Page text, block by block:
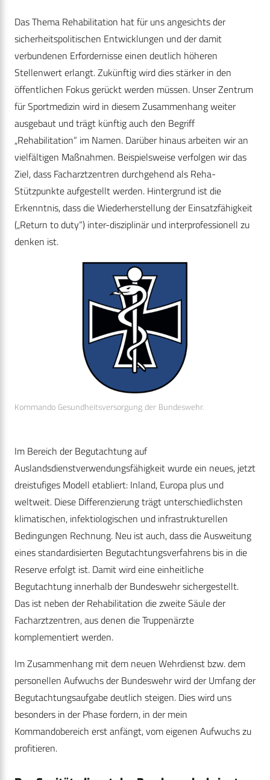
Das Thema Rehabilitation hat für uns angesichts der
sicherheitspolitischen Entwicklungen und der damit
verbundenen Erfordernisse einen deutlich höheren
Stellenwert erlangt. Zukünftig wird dies stärker in den
öffentlichen Fokus gerückt werden müssen. Unser Zentrum
für Sportmedizin wird in diesem Zusammenhang weiter
ausgebaut und trägt künftig auch den Begriff
„Rehabilitation“ im Namen. Darüber hinaus arbeiten wir an
vielfältigen Maßnahmen. Beispielsweise verfolgen wir das
Ziel, dass Facharztzentren durchgehend als Reha-
Stützpunkte aufgestellt werden. Hintergrund ist die
Erkenntnis, dass die Wiederherstellung der Einsatzfähigkeit
(„Return to duty“) inter-disziplinär und interprofessionell zu
denken ist.
Kommando Gesundheitsversorgung der Bundeswehr.
Im Bereich der Begutachtung auf
Auslandsdienstverwendungsfähigkeit wurde ein neues, jetzt
dreistufiges Modell etabliert: Inland, Europa plus und
weltweit. Diese Differenzierung trägt unterschiedlichsten
klimatischen, infektiologischen und infrastrukturellen
Bedingungen Rechnung. Neu ist auch, dass die Ausweitung
eines standardisierten Begutachtungsverfahrens bis in die
Reserve erfolgt ist. Damit wird eine einheitliche
Begutachtung innerhalb der Bundeswehr sichergestellt.
Das ist neben der Rehabilitation die zweite Säule der
Facharztzentren, aus denen die Truppenärzte
komplementiert werden.
Im Zusammenhang mit dem neuen Wehrdienst bzw. dem
personellen Aufwuchs der Bundeswehr wird der Umfang der
Begutachtungsaufgabe deutlich steigen. Dies wird uns
besonders in der Phase fordern, in der mein
Kommandobereich erst anfängt, vom eigenen Aufwuchs zu
profitieren.